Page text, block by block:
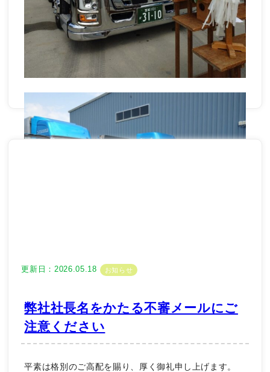
更新日：2026.05.18 お知らせ
弊社社長名をかたる不審メールにご
注意ください
平素は格別のご高配を賜り、厚く御礼申し上げます。